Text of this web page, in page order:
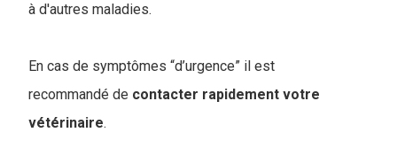
à d'autres maladies.
En cas de symptômes “d’urgence” il est
recommandé de contacter rapidement votre
vétérinaire.